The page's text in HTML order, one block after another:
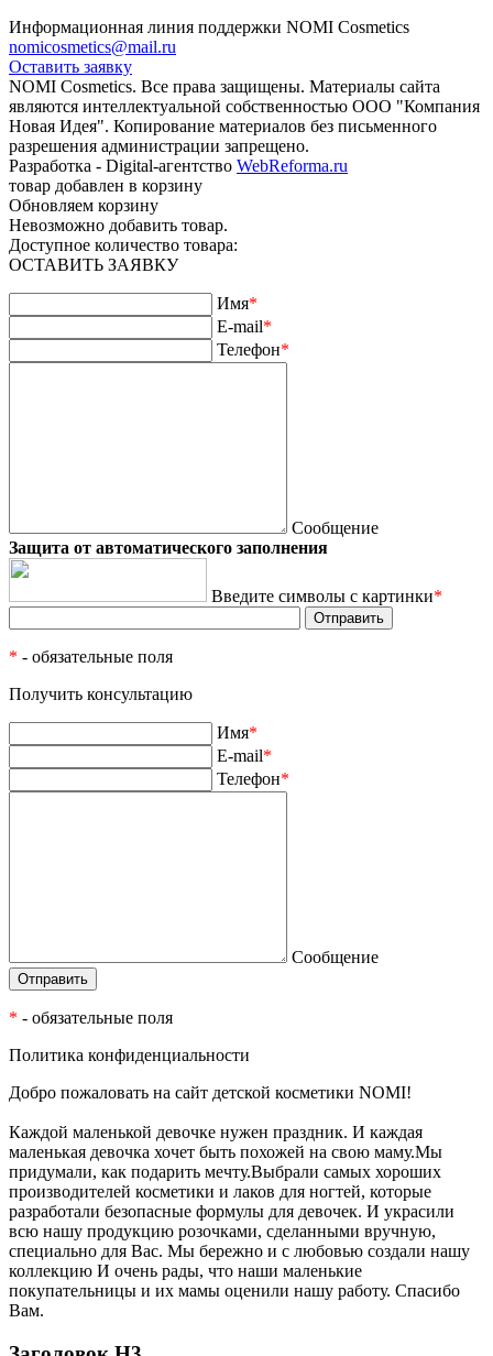
Информационная линия поддержки NOMI Сosmetics
nomicosmetics@mail.ru
Оставить заявку
NOMI Сosmetics. Все права защищены. Материалы сайта
являются интеллектуальной собственностью ООО "Компания
Новая Идея". Копирование материалов без письменного
разрешения администрации запрещено.
Разработка - Digital-агентство WebReforma.ru
товар добавлен в корзину
Обновляем корзину
Невозможно добавить товар.
Доступное количество товара:
ОСТАВИТЬ ЗАЯВКУ
Имя*
E-mail*
Телефон*
Сообщение
Защита от автоматического заполнения
Введите символы с картинки*
* - обязательные поля
Получить консультацию
Имя*
E-mail*
Телефон*
Сообщение
* - обязательные поля
Политика конфиденциальности
Добро пожаловать на сайт детской косметики NOMI!
Каждой маленькой девочке нужен праздник. И каждая
маленькая девочка хочет быть похожей на свою маму.Мы
придумали, как подарить мечту.Выбрали самых хороших
производителей косметики и лаков для ногтей, которые
разработали безопасные формулы для девочек. И украсили
всю нашу продукцию розочками, сделанными вручную,
специально для Вас. Мы бережно и с любовью создали нашу
коллекцию И очень рады, что наши маленькие
покупательницы и их мамы оценили нашу работу. Спасибо
Вам.